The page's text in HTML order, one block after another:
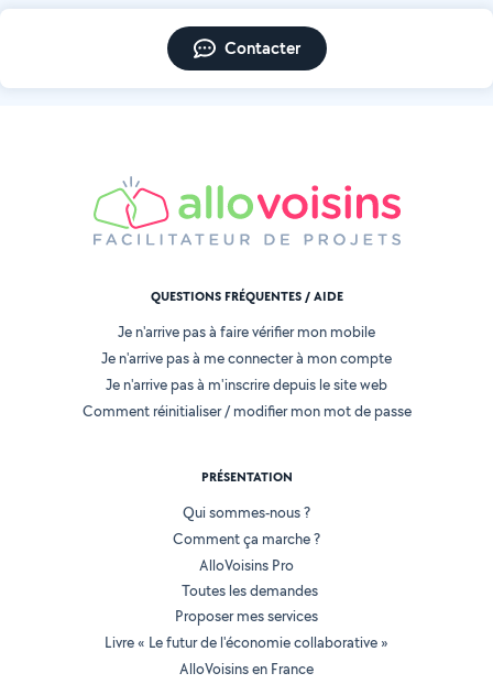
Contacter
QUESTIONS FRÉQUENTES / AIDE
Je n'arrive pas à faire vérifier mon mobile
Je n'arrive pas à me connecter à mon compte
Je n'arrive pas à m'inscrire depuis le site web
Comment réinitialiser / modifier mon mot de passe
PRÉSENTATION
Qui sommes-nous ?
Comment ça marche ?
AlloVoisins Pro
Toutes les demandes
Proposer mes services
Livre « Le futur de l'économie collaborative »
AlloVoisins en France